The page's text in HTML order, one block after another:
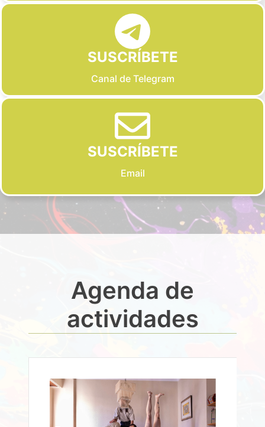
SUSCRÍBETE
Canal de Telegram
SUSCRÍBETE
Email
Agenda de
actividades